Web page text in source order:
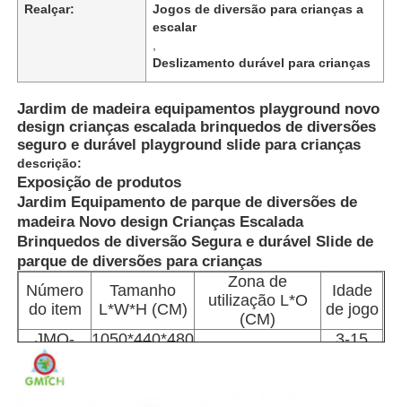
Início
Produtos
Sobre Nós
Realçar:
Jogos de diversão para crianças a
escalar
Deslizamento durável para crianças
Jardim de madeira equipamentos playground novo
design crianças escalada brinquedos de diversões
seguro e durável playground slide para crianças
descrição:
Exposição de produtos
Jardim Equipamento de parque de diversões de
madeira Novo design Crianças Escalada
Brinquedos de diversão Segura e durável Slide de
parque de diversões para crianças
Número
do item
Tamanho
L*W*H (CM)
Zona de
utilização L*O
(CM)
Idade
de jogo
JMQ-
25501
1050*440*480
1500*900 cm
3-15